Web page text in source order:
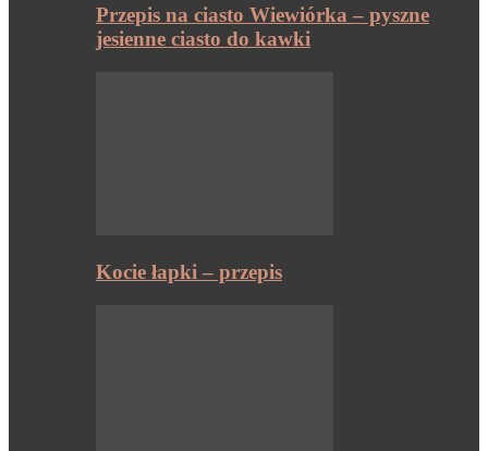
Przepis na ciasto Wiewiórka – pyszne
jesienne ciasto do kawki
Kocie łapki – przepis